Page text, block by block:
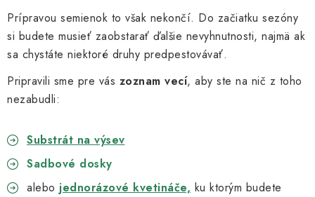
Prípravou semienok to však nekončí. Do začiatku sezóny
si budete musieť zaobstarať ďalšie nevyhnutnosti, najmä ak
sa chystáte niektoré druhy predpestovávať.
Pripravili sme pre vás zoznam vecí, aby ste na nič z toho
nezabudli:
Substrát na výsev
Sadbové dosky
alebo jednorázové kvetináče, ku ktorým budete